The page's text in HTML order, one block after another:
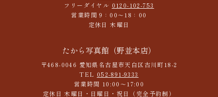
フリーダイヤル 0120-102-753
営業時間 9：00～18：00
定休日 木曜日
たから写真館（野並本店）
〒468-0046 愛知県名古屋市天白区古川町18-2
TEL 052-891-9333
営業時間 10:00～17:00
定休日 木曜日・日曜日・祝日（完全予約制）